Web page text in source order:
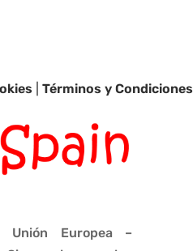
Términos y Condiciones
Unión Europea –